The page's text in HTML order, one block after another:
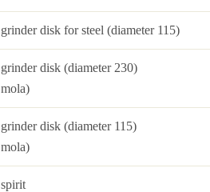
grinder disk for steel (diameter
grinder disk
mola)
grinder disk
mola)
spirit